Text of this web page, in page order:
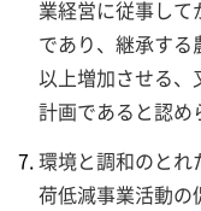
業経営に従事し
であり、継承す
以上増加させる、
計画であると認め
環境と調和のとれ
荷低減事業活動の